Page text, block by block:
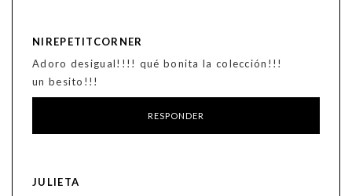
NIREPETITCORNER
Adoro desigual!!!! qué bonita la colección!!!
un besito!!!
RESPONDER
JULIETA